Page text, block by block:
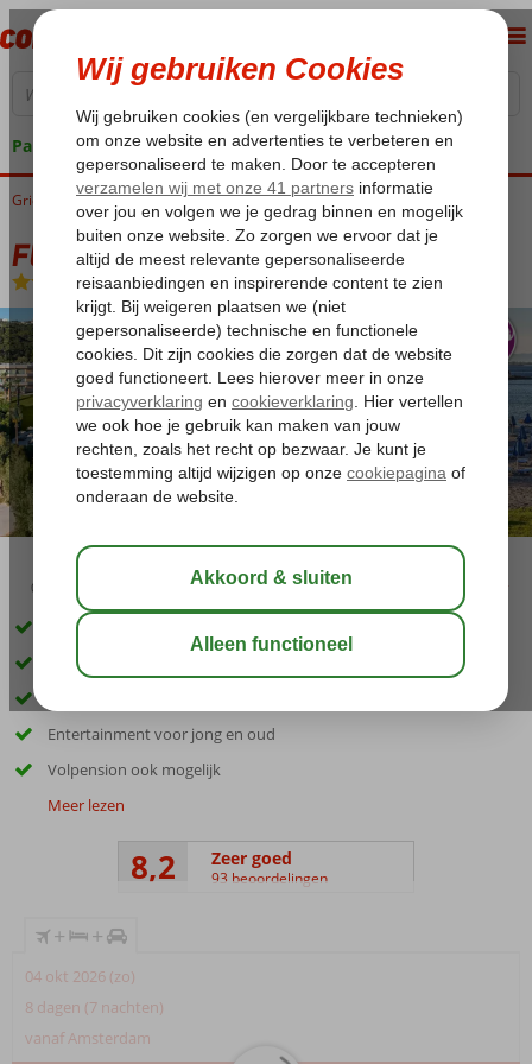
Pakketgarantie
Home
Griekenland Rhodos Kalithea Fly & Go Kresten Palace
Fly & Go Kresten Palace
Halfpension- Hotel
03:45 aug 32°C
Inclusief huurauto
Gelegen op een heuvel direct aan zee
Entertainment voor jong en oud
Volpension ook mogelijk
Meer lezen
8,2 Zeer goed
93 beoordelingen
+ +
04 okt 2026 (zo)
8 dagen (7 nachten)
vanaf Amsterdam